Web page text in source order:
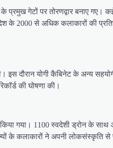
प्रमुख गेटों पर तोरणद्वार बनाए
2000 से अधिक कलाकारों की
इस दौरान योगी कैबिनेट के अन्य
की घोषणा की।
गया। 1100 स्वदेशी ड्रोन के
के कलाकारों ने अपनी लोकसंस्कृति से